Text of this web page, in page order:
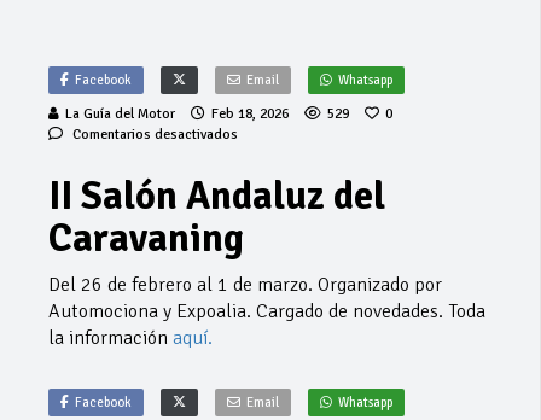
Facebook Email Whatsapp
La Guía del Motor Feb 18, 2026 529
0
Comentarios desactivados
Andaluz
Caravaning
II Salón Andaluz del
Caravaning
Del 26 de febrero al 1 de marzo. Organizado por
Automociona y Expoalia. Cargado de novedades. Toda
la información aquí.
Facebook Email Whatsapp